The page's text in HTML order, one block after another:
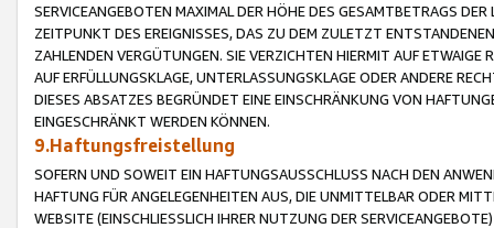
SERVICEANGEBOTEN MAXIMAL DER HÖHE DES GESAMTBETRAGS
ZEITPUNKT DES EREIGNISSES, DAS ZU DEM ZULETZT
ZAHLENDEN VERGÜTUNGEN. SIE VERZICHTEN HIERMIT AUF
AUF ERFÜLLUNGSKLAGE, UNTERLASSUNGSKLAGE ODER ANDERE
DIESES ABSATZES BEGRÜNDET EINE EINSCHRÄNKUNG VON
EINGESCHRÄNKT WERDEN KÖNNEN.
9.Haftungsfreistellung
SOFERN UND SOWEIT EIN HAFTUNGSAUSSCHLUSS NACH DEN
HAFTUNG FÜR ANGELEGENHEITEN AUS, DIE UNMITTELBAR ODER
WEBSITE (EINSCHLIESSLICH IHRER NUTZUNG DER